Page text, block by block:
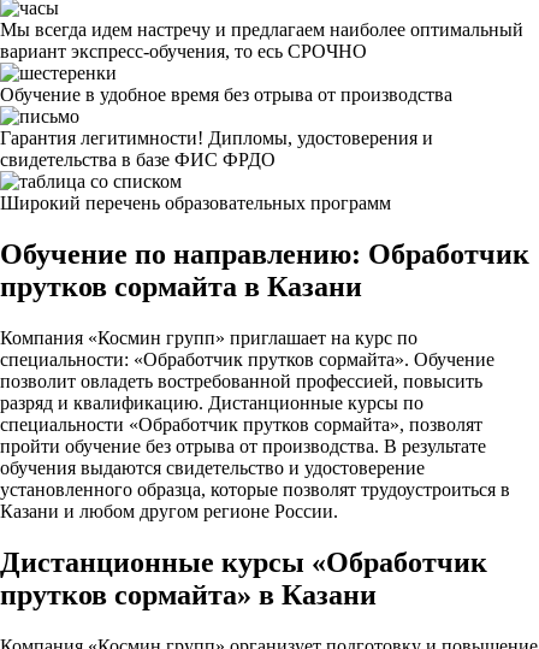
Мы всегда идем настречу и предлагаем наиболее оптимальный
вариант экспресс-обучения, то есь СРОЧНО
Обучение в удобное время без отрыва от производства
Гарантия легитимности! Дипломы, удостоверения и
свидетельства в базе ФИС ФРДО
Широкий перечень образовательных программ
Обучение по направлению: Обработчик
прутков сормайта в Казани
Компания «Космин групп» приглашает на курс по
специальности: «Обработчик прутков сормайта». Обучение
позволит овладеть востребованной профессией, повысить
разряд и квалификацию. Дистанционные курсы по
специальности «Обработчик прутков сормайта», позволят
пройти обучение без отрыва от производства. В результате
обучения выдаются свидетельство и удостоверение
установленного образца, которые позволят трудоустроиться в
Казани и любом другом регионе России.
Дистанционные курсы «Обработчик
прутков сормайта» в Казани